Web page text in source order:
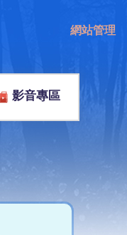
網站管理
影音專區